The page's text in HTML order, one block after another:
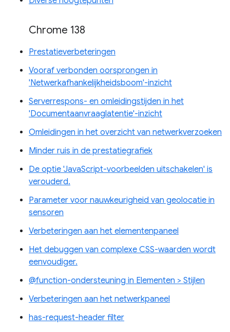
Chrome 138
Prestatieverbeteringen
Vooraf verbonden oorsprongen in
'Netwerkafhankelijkheidsboom'-inzicht
Serverrespons- en omleidingstijden in het
'Documentaanvraaglatentie'-inzicht
Omleidingen in het overzicht van netwerkverzoeken
Minder ruis in de prestatiegrafiek
De optie 'JavaScript-voorbeelden uitschakelen' is
verouderd.
Parameter voor nauwkeurigheid van geolocatie in
sensoren
Verbeteringen aan het elementenpaneel
Het debuggen van complexe CSS-waarden wordt
eenvoudiger.
@function-ondersteuning in Elementen > Stijlen
Verbeteringen aan het netwerkpaneel
has-request-header filter